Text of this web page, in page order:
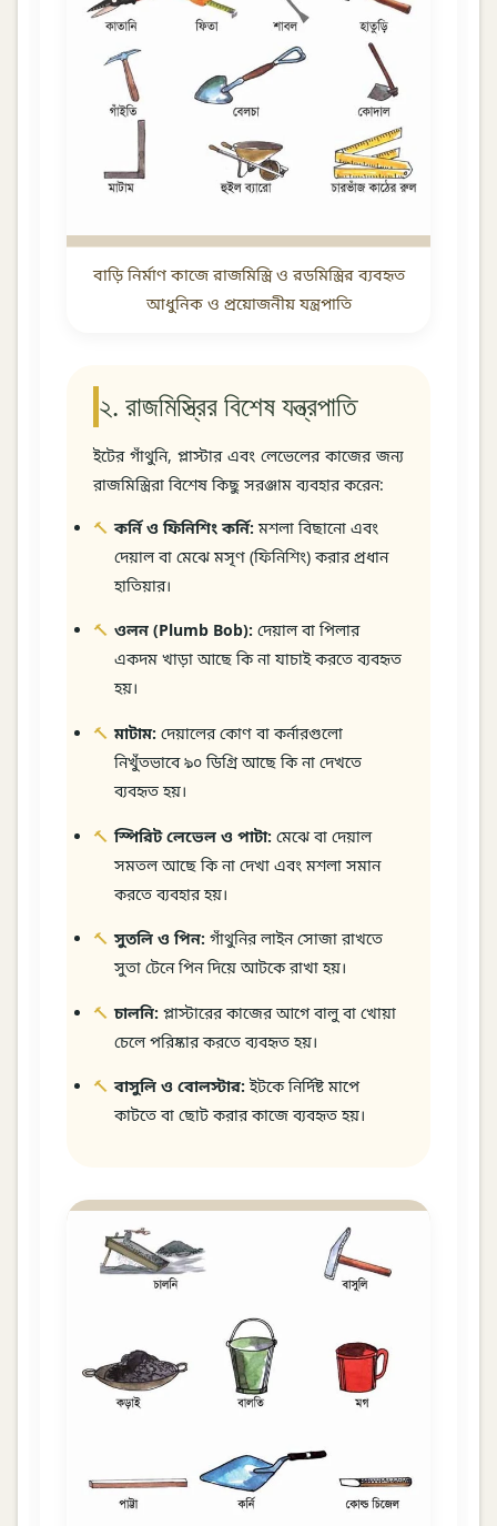
বাড়ি নির্মাণ কাজে রাজমিস্ত্রি ও রডমিস্ত্রির ব্যবহৃত
আধুনিক ও প্রয়োজনীয় যন্ত্রপাতি
২. রাজমিস্ত্রির বিশেষ যন্ত্রপাতি
ইটের গাঁথুনি, প্লাস্টার এবং লেভেলের কাজের জন্য
রাজমিস্ত্রিরা বিশেষ কিছু সরঞ্জাম ব্যবহার করেন:
কর্নি ও ফিনিশিং কর্নি: মশলা বিছানো এবং
দেয়াল বা মেঝে মসৃণ (ফিনিশিং) করার প্রধান
হাতিয়ার।
ওলন (Plumb Bob): দেয়াল বা পিলার
একদম খাড়া আছে কি না যাচাই করতে ব্যবহৃত
হয়।
মাটাম: দেয়ালের কোণ বা কর্নারগুলো
নিখুঁতভাবে ৯০ ডিগ্রি আছে কি না দেখতে
ব্যবহৃত হয়।
স্পিরিট লেভেল ও পাটা: মেঝে বা দেয়াল
সমতল আছে কি না দেখা এবং মশলা সমান
করতে ব্যবহার হয়।
সুতলি ও পিন: গাঁথুনির লাইন সোজা রাখতে
সুতা টেনে পিন দিয়ে আটকে রাখা হয়।
চালনি: প্লাস্টারের কাজের আগে বালু বা খোয়া
চেলে পরিষ্কার করতে ব্যবহৃত হয়।
বাসুলি ও বোলস্টার: ইটকে নির্দিষ্ট মাপে
কাটতে বা ছোট করার কাজে ব্যবহৃত হয়।